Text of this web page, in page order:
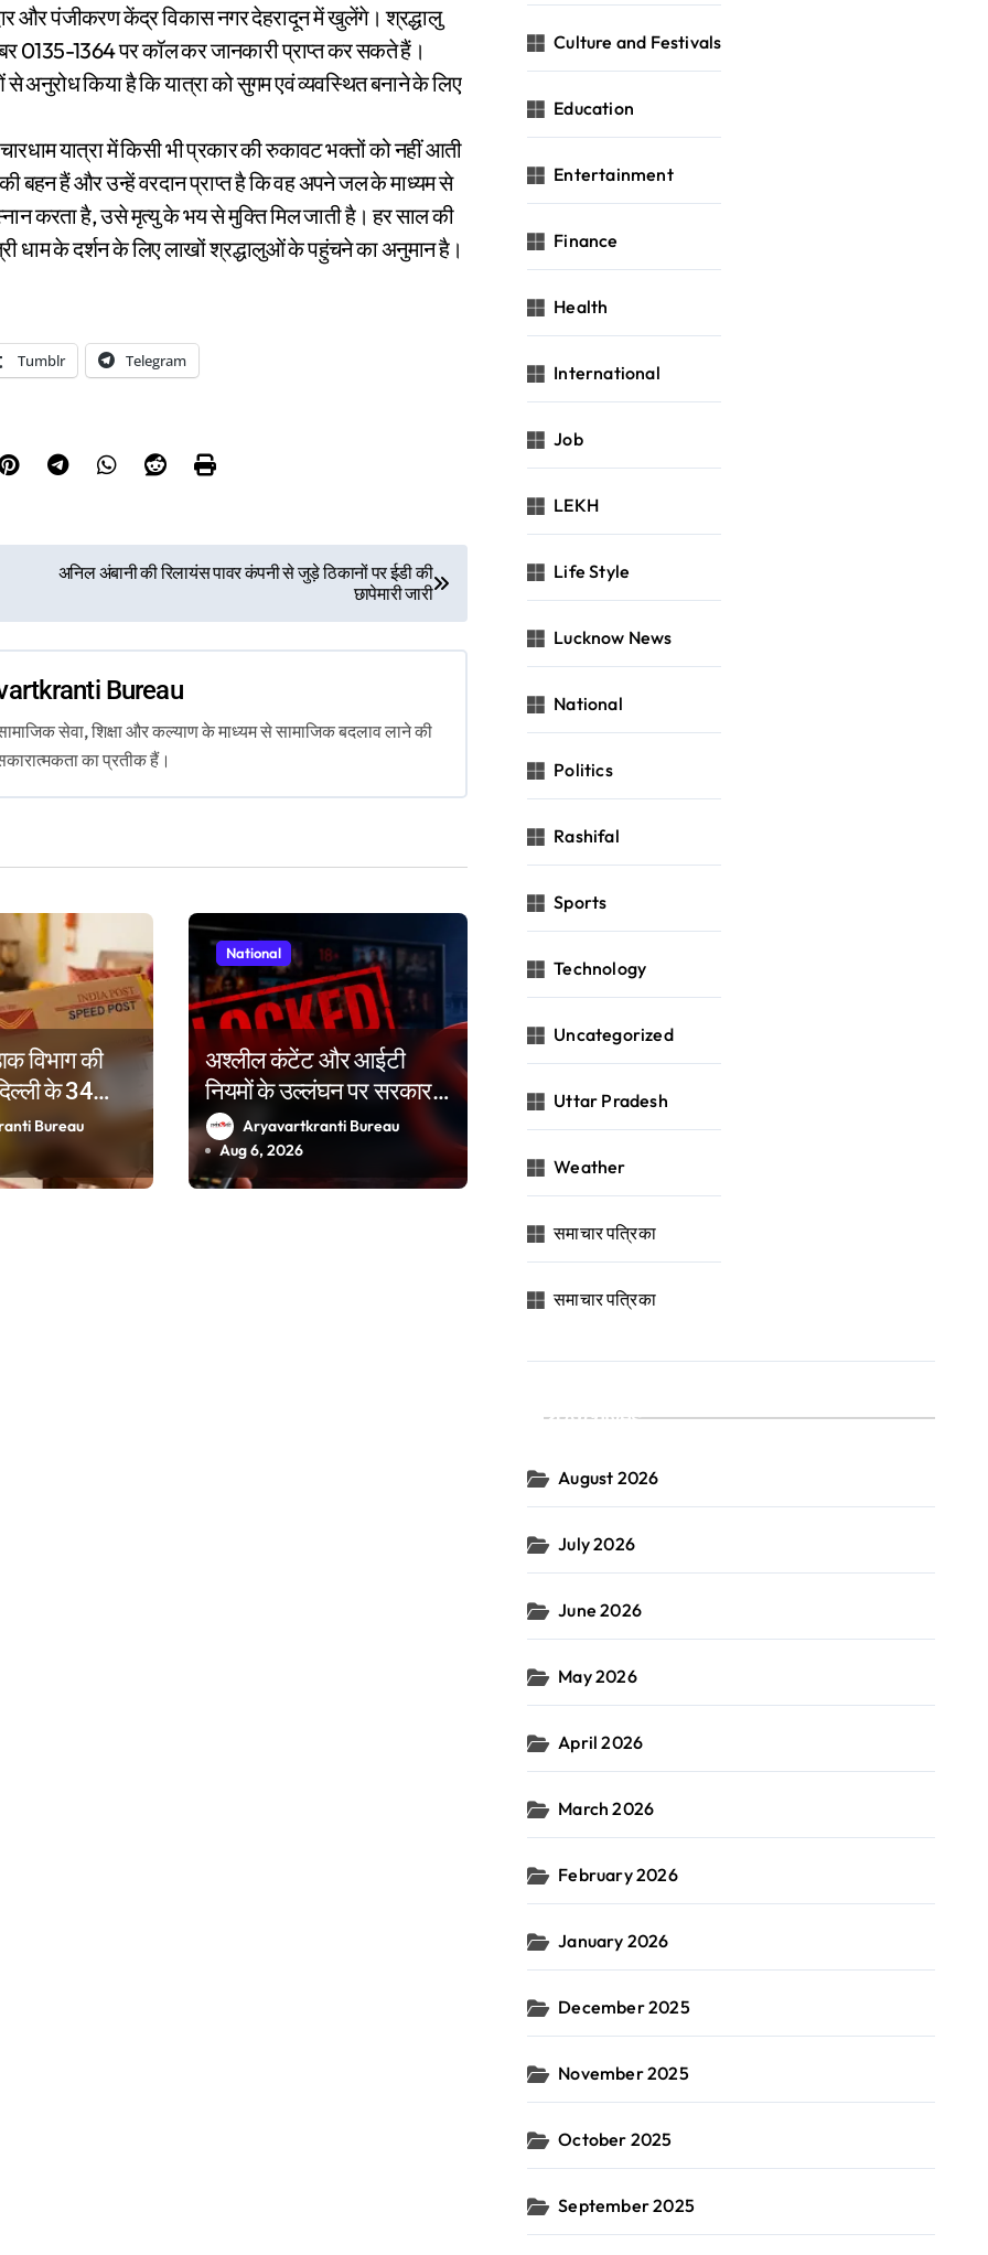
और पंजीकरण केंद्र विकास नगर देहरादून में खुलेंगे। श्रद्धालु
0135-1364 पर कॉल कर जानकारी प्राप्त कर सकते हैं।
अनुरोध किया है कि यात्रा को सुगम एवं व्यवस्थित बनाने के लिए
यात्रा में किसी भी प्रकार की रुकावट भक्तों को नहीं आती
बहन हैं और उन्हें वरदान प्राप्त है कि वह अपने जल के माध्यम से
करता है, उसे मृत्यु के भय से मुक्ति मिल जाती है। हर साल की
धाम के दर्शन के लिए लाखों श्रद्धालुओं के पहुंचने का अनुमान है।
Tumblr Telegram
अनिल अंबानी की रिलायंस पावर कंपनी से जुड़े ठिकानों पर ईडी की
छापेमारी जारी
Bureau
सामाजिक सेवा, शिक्षा और कल्याण के माध्यम से सामाजिक बदलाव लाने की
का प्रतीक हैं।
विभाग की
के 34
प्रमुख रेलवे
बुकिंग के विशेष
Bureau
National
अश्लील कंटेंट और आईटी
नियमों के उल्लंघन पर सरकार
सख्त, दो वर्षों में 50 OTT
प्लेटफॉर्म किए ब्लॉक
Aryavartkranti Bureau
Aug 6, 2026
Culture and Festivals
Education
Entertainment
Finance
Health
International
Job
LEKH
Life Style
Lucknow News
National
Politics
Rashifal
Sports
Technology
Uncategorized
Uttar Pradesh
Weather
समाचार पत्रिका
समाचार पत्रिका
Archives
August 2026
July 2026
June 2026
May 2026
April 2026
March 2026
February 2026
January 2026
December 2025
November 2025
October 2025
September 2025